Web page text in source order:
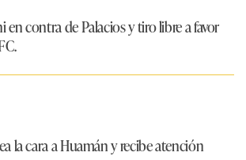
en contra de Palacios y tiro libre a favor
la cara a Huamán y recibe atención